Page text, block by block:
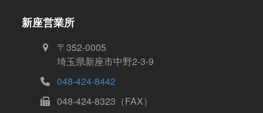
新座営業所
〒352-0005
埼玉県新座市中野2-3-9
048-424-8442
048-424-8323（FAX）